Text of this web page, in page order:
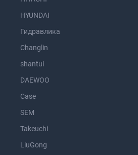
HYUNDAI
Гидравлика
Changlin
shantui
DAEWOO
Case
SEM
Takeuchi
LiuGong